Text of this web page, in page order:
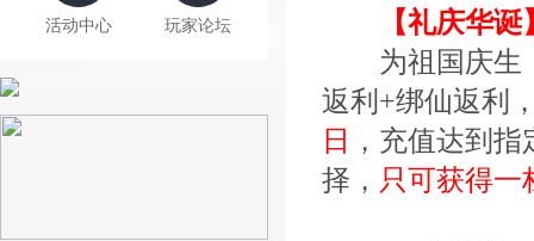
活动中心 玩家论坛
【礼庆华诞
为祖国庆生，
返利+绑仙返利
日 ，充值达到
择， 只可获得一